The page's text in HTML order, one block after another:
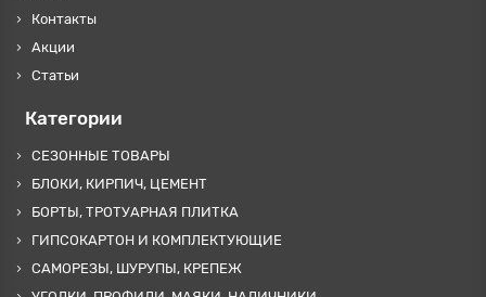
Контакты
Акции
Статьи
Категории
СЕЗОННЫЕ ТОВАРЫ
БЛОКИ, КИРПИЧ, ЦЕМЕНТ
БОРТЫ, ТРОТУАРНАЯ ПЛИТКА
ГИПСОКАРТОН И КОМПЛЕКТУЮЩИЕ
САМОРЕЗЫ, ШУРУПЫ, КРЕПЕЖ